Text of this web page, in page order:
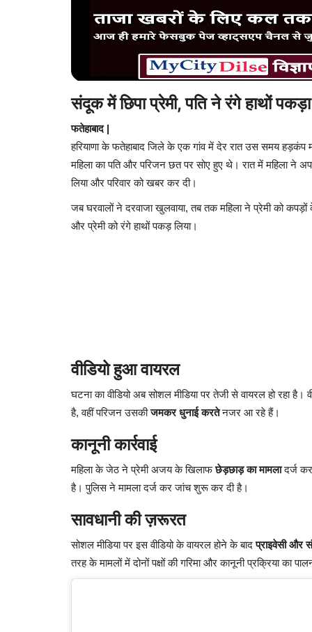
संदूक में छिपा प्रेमी, पति ने रंगे हाथों पकड़ा
फतेहाबाद |
हरियाणा के फतेहाबाद जिले के एक गांव में देर रात उस समय हड़कंप
महिला का पति और परिजन छत पर सोए हुए थे। रात में महिला ने
लिया और परिवार को खबर कर दी।
जब घरवालों ने दरवाजा खुलवाया, तब तक महिला ने प्रेमी को
और प्रेमी को रंगे हाथों पकड़ लिया।
वीडियो हुआ वायरल
घटना का वीडियो अब सोशल मीडिया पर तेजी से वायरल हो रहा है।
है, वहीं परिजन उसकीजमकर धुनाई करतेनजर आ रहे हैं।
कानूनी कार्रवाई
महिला के जेठ ने प्रेमी अजय के खिलाफछेड़छाड़ का मामलादर्ज
है। पुलिस ने मामला दर्ज कर जांच शुरू कर दी है।
सावधानी की ज़रूरत
सोशल मीडिया पर इस वीडियो के वायरल होने के बादप्राइवेसी और
तरह के मामलों में दोनों पक्षों की गरिमा और कानूनी प्रक्रिया का